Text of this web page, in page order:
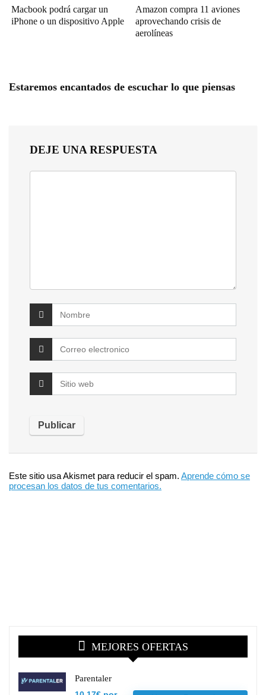
Macbook podrá cargar un
iPhone o un dispositivo Apple
Amazon compra 11 aviones
aprovechando crisis de
aerolíneas
Estaremos encantados de escuchar lo que piensas
DEJE UNA RESPUESTA
Este sitio usa Akismet para reducir el spam. Aprende cómo se
procesan los datos de tus comentarios.
MEJORES OFERTAS
Parentaler